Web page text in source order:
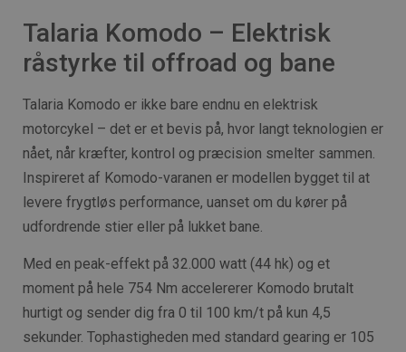
Talaria Komodo – Elektrisk
råstyrke til offroad og bane
Talaria Komodo er ikke bare endnu en elektrisk
motorcykel – det er et bevis på, hvor langt teknologien er
nået, når kræfter, kontrol og præcision smelter sammen.
Inspireret af Komodo-varanen er modellen bygget til at
levere frygtløs performance, uanset om du kører på
udfordrende stier eller på lukket bane.
Med en peak-effekt på 32.000 watt (44 hk) og et
moment på hele 754 Nm accelererer Komodo brutalt
hurtigt og sender dig fra 0 til 100 km/t på kun 4,5
sekunder. Tophastigheden med standard gearing er 105